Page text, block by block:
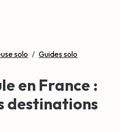
solo / Guides solo
en France :
destinations